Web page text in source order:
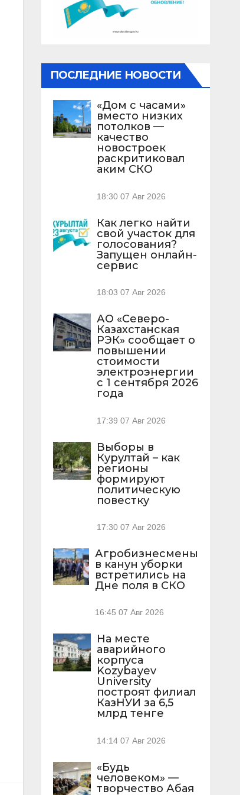
ПОСЛЕДНИЕ НОВОСТИ
«Дом с часами»
вместо низких
потолков —
качество
новостроек
раскритиковал
аким СКО
18:30 07 Авг 2026
Как легко найти
свой участок для
голосования?
Запущен онлайн-
сервис
18:03 07 Авг 2026
АО «Северо-
Казахстанская
РЭК» сообщает о
повышении
стоимости
электроэнергии
с 1 сентября 2026
года
17:39 07 Авг 2026
Выборы в
Курултай – как
регионы
формируют
политическую
повестку
17:30 07 Авг 2026
Агробизнесмены
в канун уборки
встретились на
Дне поля в СКО
16:45 07 Авг 2026
На месте
аварийного
корпуса
Kozybayev
University
построят филиал
КазНУИ за 6,5
млрд тенге
14:14 07 Авг 2026
«Будь
человеком» —
творчество Абая